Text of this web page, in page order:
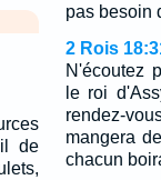
de
pas besoin
2 Rois
N'écoutez
le roi
rendez-
mangera
chacun